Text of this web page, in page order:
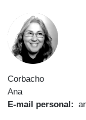
Corbacho
Ana
E-mail personal